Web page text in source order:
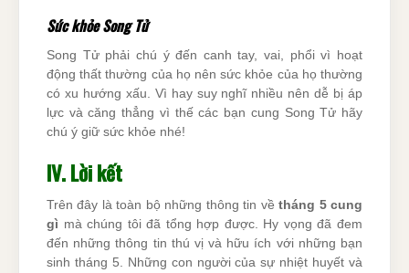
Sức khỏe Song Tử
Song Tử phải chú ý đến canh tay, vai, phổi vì hoạt
động thất thường của họ nên sức khỏe của họ thường
có xu hướng xấu. Vì hay suy nghĩ nhiều nên dễ bị áp
lực và căng thẳng vì thế các bạn cung Song Tử hãy
chú ý giữ sức khỏe nhé!
IV. Lời kết
Trên đây là toàn bộ những thông tin về tháng 5 cung
gì mà chúng tôi đã tổng hợp được. Hy vọng đã đem
đến những thông tin thú vị và hữu ích với những bạn
sinh tháng 5. Những con người của sự nhiệt huyết và